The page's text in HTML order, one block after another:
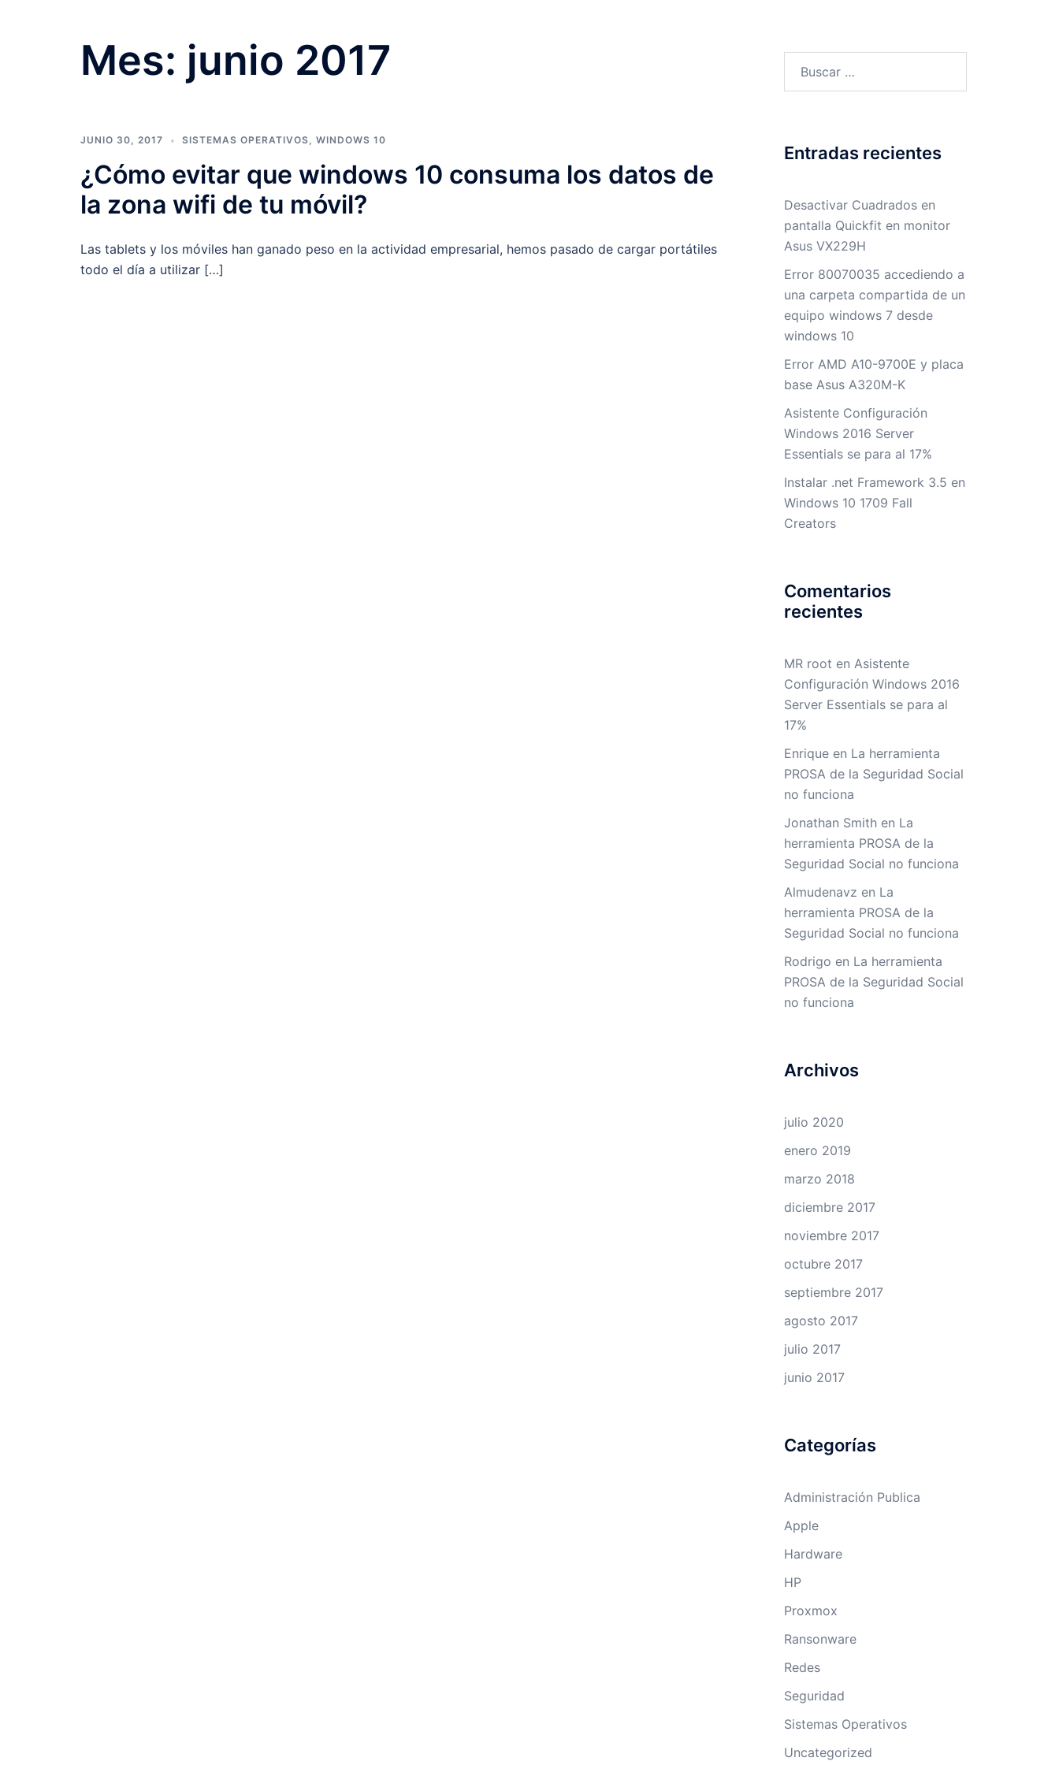
Mes: junio 2017
JUNIO 30, 2017 SISTEMAS OPERATIVOS WINDOWS 10
¿Cómo evitar que windows 10 consuma los datos de
la zona wifi de tu móvil?
Las tablets y los móviles han ganado peso en la actividad empresarial, hemos pasado de cargar portátiles
todo el día a utilizar […]
Entradas recientes
Desactivar Cuadrados en
pantalla Quickfit en monitor
Asus VX229H
Error 80070035 accediendo a
una carpeta compartida de un
equipo windows 7 desde
windows 10
Error AMD A10-9700E y placa
base Asus A320M-K
Asistente Configuración
Windows 2016 Server
Essentials se para al 17%
Instalar .net Framework 3.5 en
Windows 10 1709 Fall
Creators
Comentarios
recientes
MR root en Asistente
Configuración Windows 2016
Server Essentials se para al
17%
Enriqueen La herramienta
PROSA de la Seguridad Social
no funciona
Jonathan Smithen La
herramienta PROSA de la
Seguridad Social no funciona
Almudenavz en La
herramienta PROSA de la
Seguridad Social no funciona
Rodrigo en La herramienta
PROSA de la Seguridad Social
no funciona
Archivos
julio 2020
enero 2019
marzo 2018
diciembre 2017
noviembre 2017
octubre 2017
septiembre 2017
agosto 2017
julio 2017
junio 2017
Categorías
Administración Publica
Apple
Hardware
HP
Proxmox
Ransonware
Redes
Seguridad
Sistemas Operativos
Uncategorized